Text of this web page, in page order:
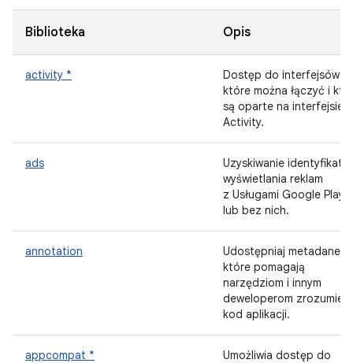
Biblioteka Opis
activity *
Dostęp do interfejsów
które można łączyć i
są oparte na interfejsie
Activity.
ads
Uzyskiwanie
wyświetlania reklam
z Usługami Google Play
lub bez nich.
annotation
Udostępniaj metadane,
które pomagają
narzędziom i innym
deweloperom zrozumieć
kod aplikacji.
appcompat *
Umożliwia dostęp do